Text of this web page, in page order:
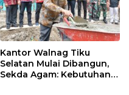
Kantor Walnag Tiku
Selatan Mulai Dibangun,
Sekda Agam: Kebutuhan